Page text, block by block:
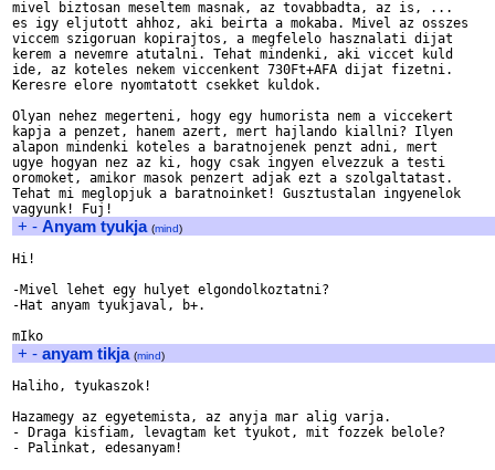
mivel biztosan meseltem masnak, az tovabbadta, az is, ...
es igy eljutott ahhoz, aki beirta a mokaba. Mivel az osszes
viccem szigoruan kopirajtos, a megfelelo hasznalati dijat
kerem a nevemre atutalni. Tehat mindenki, aki viccet kuld
ide, az koteles nekem viccenkent 730Ft+AFA dijat fizetni.
Keresre elore nyomtatott csekket kuldok.
Olyan nehez megerteni, hogy egy humorista nem a viccekert
kapja a penzet, hanem azert, mert hajlando kiallni? Ilyen
alapon mindenki koteles a baratnojenek penzt adni, mert
ugye hogyan nez az ki, hogy csak ingyen elvezzuk a testi
oromoket, amikor masok penzert adjak ezt a szolgaltatast.
Tehat mi meglopjuk a baratnoinket! Gusztustalan ingyenelok
+ - Anyam tyukja (mind)
Hi!
-Mivel lehet egy hulyet elgondolkoztatni?
-Hat anyam tyukjaval, b+.
+ - anyam tikja (mind)
Haliho, tyukaszok!
Hazamegy az egyetemista, az anyja mar alig varja.
- Draga kisfiam, levagtam ket tyukot, mit fozzek belole?
- Palinkat, edesanyam!